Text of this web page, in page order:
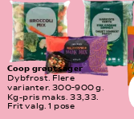
Coop grøntsager
Dybfrost. Flere
varianter. 300-900 g.
Kg-pris maks. 33,33.
Frit valg. 1 pose